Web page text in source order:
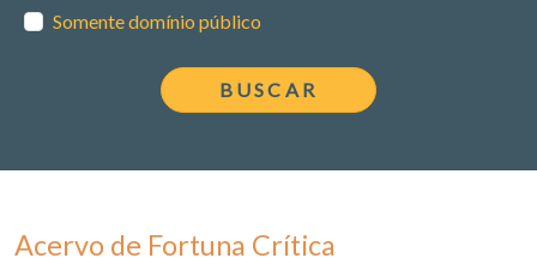
Somente domínio público
Acervo de Fortuna Crítica